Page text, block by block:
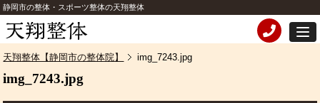
静岡市の整体・スポーツ整体の天翔整体
天翔整体【静岡市の整体院】 img_7243.jpg
img_7243.jpg